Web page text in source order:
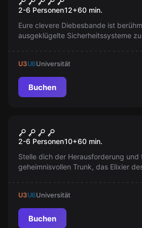
2-6 Personen12+60 min.
Eure clevere Diebesbande ist
ausgeklügelte Sicherheitssysteme
euch zum Diamanten
U3U6Universität
Buchen
Populär
Der Zauberer
2-6 Personen10+60 min.
Stelle dich der Herausforderung und
geheimnisvollen Trunk, das Elixier
U3U6Universität
Buchen